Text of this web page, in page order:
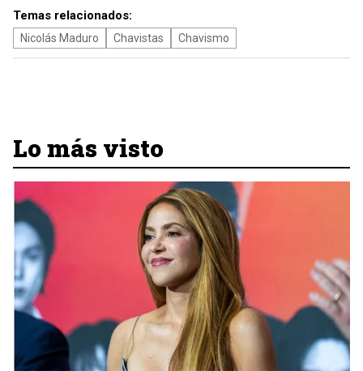
Temas relacionados:
Nicolás Maduro Chavistas Chavismo
Lo más visto